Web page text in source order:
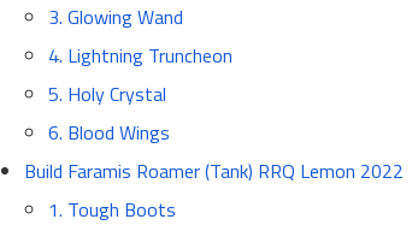
3. Glowing Wand
4. Lightning Truncheon
5. Holy Crystal
6. Blood Wings
Build Faramis Roamer (Tank) RRQ Lemon 2022
1. Tough Boots